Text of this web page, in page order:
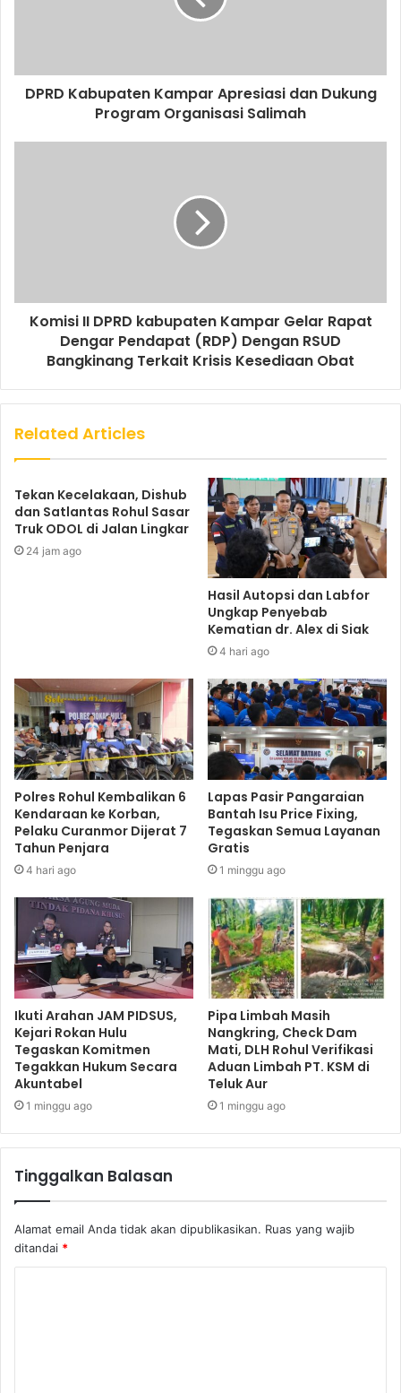
DPRD Kabupaten Kampar Apresiasi dan Dukung
Program Organisasi Salimah
Komisi II DPRD kabupaten Kampar Gelar Rapat
Dengar Pendapat (RDP) Dengan RSUD
Bangkinang Terkait Krisis Kesediaan Obat
Related Articles
Tekan Kecelakaan, Dishub
dan Satlantas Rohul Sasar
Truk ODOL di Jalan Lingkar
24 jam ago
Hasil Autopsi dan Labfor
Ungkap Penyebab
Kematian dr. Alex di Siak
4 hari ago
Polres Rohul Kembalikan 6
Kendaraan ke Korban,
Pelaku Curanmor Dijerat 7
Tahun Penjara
4 hari ago
Lapas Pasir Pangaraian
Bantah Isu Price Fixing,
Tegaskan Semua Layanan
Gratis
1 minggu ago
Ikuti Arahan JAM PIDSUS,
Kejari Rokan Hulu
Tegaskan Komitmen
Tegakkan Hukum Secara
Akuntabel
1 minggu ago
Pipa Limbah Masih
Nangkring, Check Dam
Mati, DLH Rohul Verifikasi
Aduan Limbah PT. KSM di
Teluk Aur
1 minggu ago
Tinggalkan Balasan
Alamat email Anda tidak akan dipublikasikan. Ruas yang wajib
ditandai *